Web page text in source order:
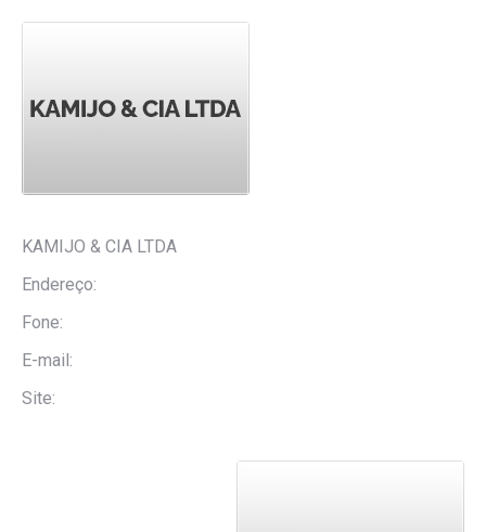
KAMIJO & CIA LTDA
Endereço:
Fone:
E-mail:
Site: